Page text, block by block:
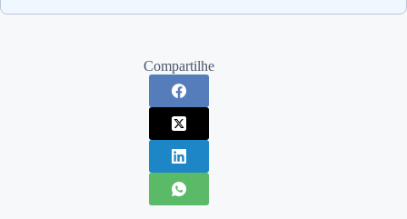
Compartilhe